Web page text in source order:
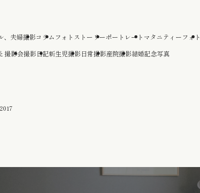
、夫婦撮影コラム フォトストーリーポートレート マタニティーフォト
撮影会撮影日記新生児撮影日常撮影産院撮影結婚記念写真
2017